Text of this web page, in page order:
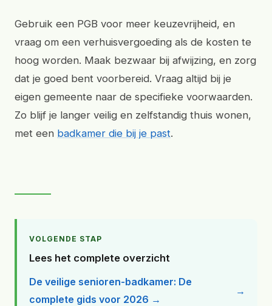
Gebruik een PGB voor meer keuzevrijheid, en
vraag om een verhuisvergoeding als de kosten te
hoog worden. Maak bezwaar bij afwijzing, en zorg
dat je goed bent voorbereid. Vraag altijd bij je
eigen gemeente naar de specifieke voorwaarden.
Zo blijf je langer veilig en zelfstandig thuis wonen,
met een badkamer die bij je past.
VOLGENDE STAP
Lees het complete overzicht
De veilige senioren-badkamer: De
complete gids voor 2026 →